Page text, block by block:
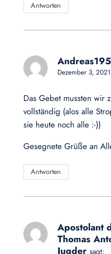
Antworten
Dezember 3,
Das Gebet mussten wir
vollständig (alos alle
sie heute noch alle :-))
Gesegnete Grüße an
Antworten
Apostolant
Thomas
Jugder sagt: